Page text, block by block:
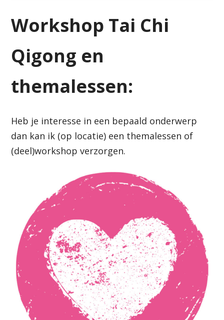
Workshop Tai Chi
Qigong en
themalessen:
Heb je interesse in een bepaald onderwerp
dan kan ik (op locatie) een themalessen of
(deel)workshop verzorgen.